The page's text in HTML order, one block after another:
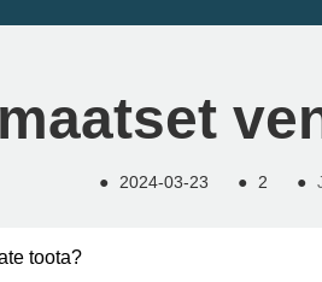
● 2024-03-23 ● 2 ●
toota?